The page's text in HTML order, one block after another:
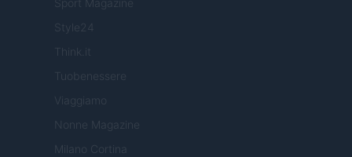
Sport Magazine
Style24
Think.it
Tuobenessere
Viaggiamo
Nonne Magazine
Milano Cortina